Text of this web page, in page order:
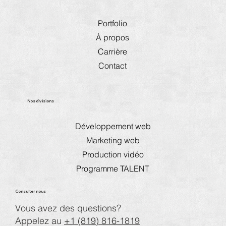
Vous avez des questions?
Appelez au +1 (819) 816-1819
Consulter nous
Nos divisions
Développement web
Marketing web
Production vidéo
Programme TALENT
Portfolio
À propos
Carrière
Contact